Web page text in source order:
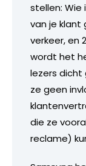
stellen: Wie
van je klant
verkeer, en
wordt het
lezers dicht
ze geen
die ze
reclame)